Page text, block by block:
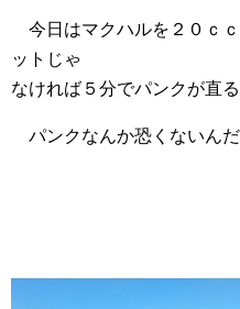
今日はマクハルを２０ｃ
ットじゃ
なければ５分でパンクが直る
パンクなんか恐くないんだ